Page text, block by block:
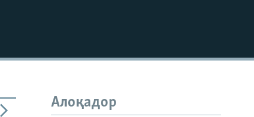
Алоқадор